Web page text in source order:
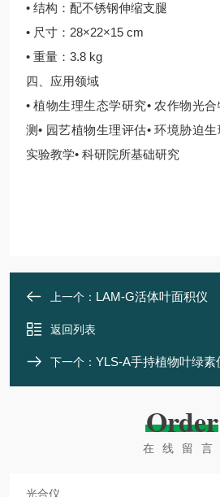
• 结构：配不锈钢伸缩支腿
• 尺寸：28×22×15 cm
• 重量：3.8 kg
四、应用领域
• 植物生理生态学研究• 农作物光
测• 园艺植物生理评估• 环境胁迫
实验教学• 科研院所基础研究
上一个： LAM-G活体叶面积仪
返回列表
下一个： YLS-A手持植物叶绿素
Order
在线留言